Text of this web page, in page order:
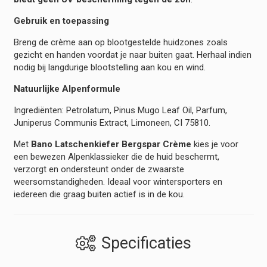
Gebruik en toepassing
Breng de crème aan op blootgestelde huidzones zoals
gezicht en handen voordat je naar buiten gaat. Herhaal indien
nodig bij langdurige blootstelling aan kou en wind.
Natuurlijke Alpenformule
Ingrediënten: Petrolatum, Pinus Mugo Leaf Oil, Parfum,
Juniperus Communis Extract, Limoneen, CI 75810.
Met Bano Latschenkiefer Bergspar Crème kies je voor
een bewezen Alpenklassieker die de huid beschermt,
verzorgt en ondersteunt onder de zwaarste
weersomstandigheden. Ideaal voor wintersporters en
iedereen die graag buiten actief is in de kou.
Specificaties